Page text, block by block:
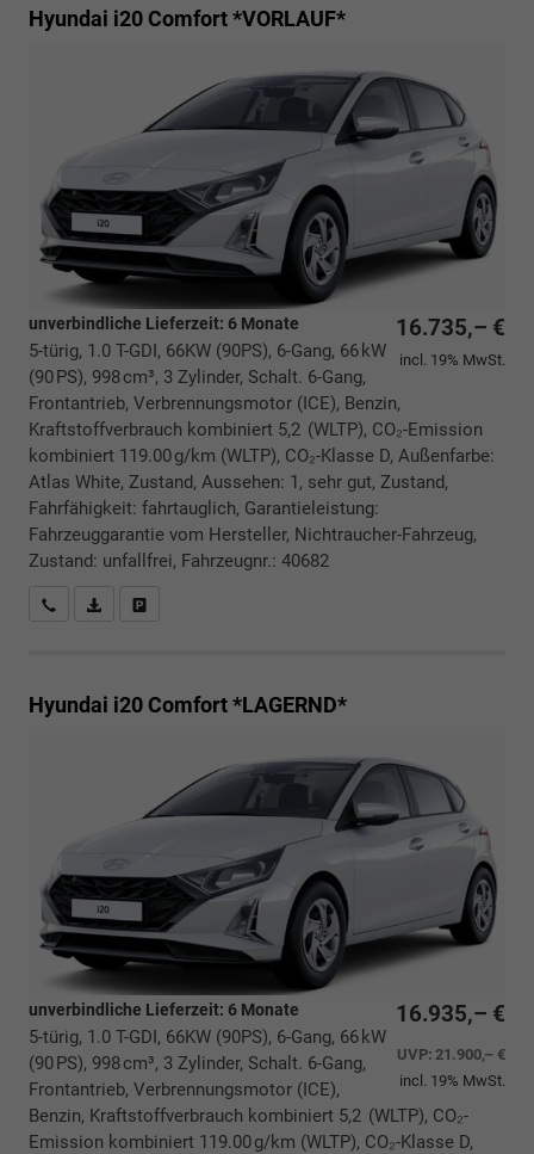
Hyundai i20Comfort *VORLAUF*
16.735,– €
incl. 19% MwSt.
unverbindliche Lieferzeit: 6 Monate
5-türig, 1.0 T-GDI, 66KW (90PS), 6-Gang, 66 kW
(90 PS), 998 cm³, 3 Zylinder, Schalt. 6-Gang,
Frontantrieb, Verbrennungsmotor (ICE), Benzin,
Kraftstoffverbrauch kombiniert 5,2 (WLTP), CO₂-Emission
kombiniert 119.00 g/km (WLTP), CO₂-Klasse D, Außenfarbe:
Atlas White, Zustand, Aussehen: 1, sehr gut, Zustand,
Fahrfähigkeit: fahrtauglich, Garantieleistung:
Fahrzeuggarantie vom Hersteller, Nichtraucher-Fahrzeug,
Zustand: unfallfrei, Fahrzeugnr.: 40682
Rückrufbitte absenden
PDF-Datei, Fahrzeugexposé drucken
Hyundai i20Comfort *LAGERND*
16.935,– €
UVP:21.900,– €
incl. 19% MwSt.
unverbindliche Lieferzeit: 6 Monate
5-türig, 1.0 T-GDI, 66KW (90PS), 6-Gang, 66 kW
(90 PS), 998 cm³, 3 Zylinder, Schalt. 6-Gang,
Frontantrieb, Verbrennungsmotor (ICE),
Benzin, Kraftstoffverbrauch kombiniert 5,2 (WLTP), CO₂-
Emission kombiniert 119.00 g/km (WLTP), CO₂-Klasse D,